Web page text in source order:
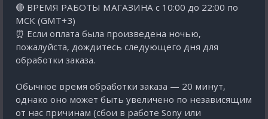
🔴 ВРЕМЯ РАБОТЫ МАГАЗИНА с 10:00 до 22:00 по
МСК (GMT+3)
⏰ Если оплата была произведена ночью,
пожалуйста, дождитесь следующего дня для
обработки заказа.
Обычное время обработки заказа — 20 минут,
однако оно может быть увеличено по независящим
от нас причинам (сбои в работе Sony или